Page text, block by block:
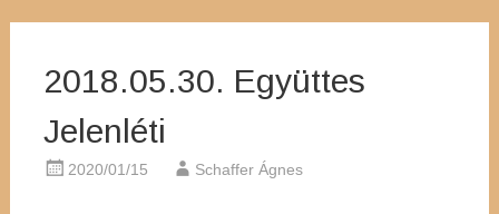
2018.05.30. Együttes
Jelenléti
2020/01/15 Schaffer Ágnes